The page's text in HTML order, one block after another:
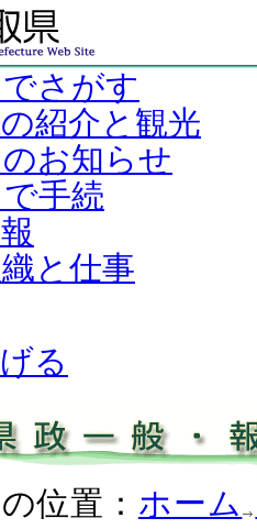
さがす
紹介と観光
お知らせ
手続
と仕事
る
位置： ホーム